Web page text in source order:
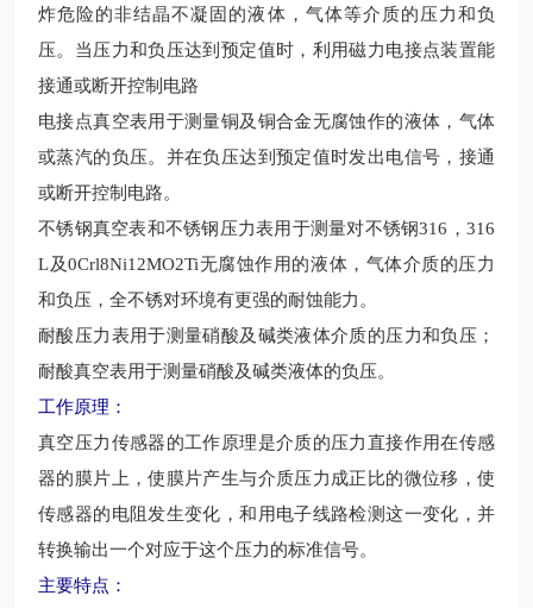
炸危险的非结晶不凝固的液体，气体等介质的压力和负
压。当压力和负压达到预定值时，利用磁力电接点装置能
接通或断开控制电路
电接点真空表用于测量铜及铜合金无腐蚀作的液体，气体
或蒸汽的负压。并在负压达到预定值时发出电信号，接通
或断开控制电路。
不锈钢真空表和不锈钢压力表用于测量对不锈钢316，316
L及0Crl8Ni12MO2Ti无腐蚀作用的液体，气体介质的压力
和负压，全不锈对环境有更强的耐蚀能力。
耐酸压力表用于测量硝酸及碱类液体介质的压力和负压；
耐酸真空表用于测量硝酸及碱类液体的负压。
工作原理：
真空压力传感器的工作原理是介质的压力直接作用在传感
器的膜片上，使膜片产生与介质压力成正比的微位移，使
传感器的电阻发生变化，和用电子线路检测这一变化，并
转换输出一个对应于这个压力的标准信号。
主要特点：